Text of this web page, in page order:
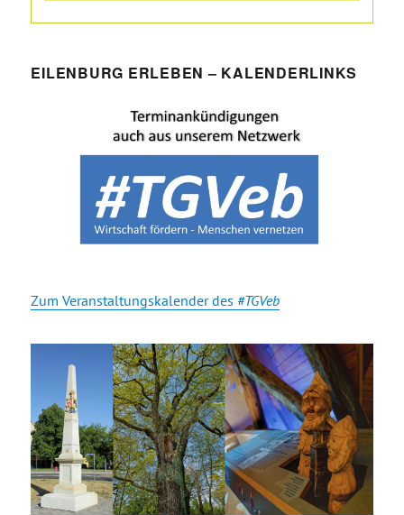
EILENBURG ERLEBEN – KALENDERLINKS
Zum Veranstaltungskalender des #TGVeb